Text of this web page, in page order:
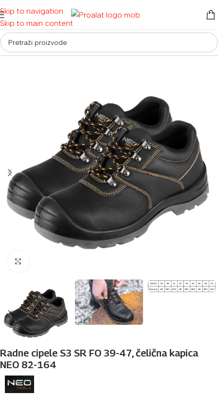
Skip to navigation
Skip to main content
Početna/ Radna odjeća i obuća
Radne cipele S3 SR FO 39-47, čelična kapica
NEO 82-164